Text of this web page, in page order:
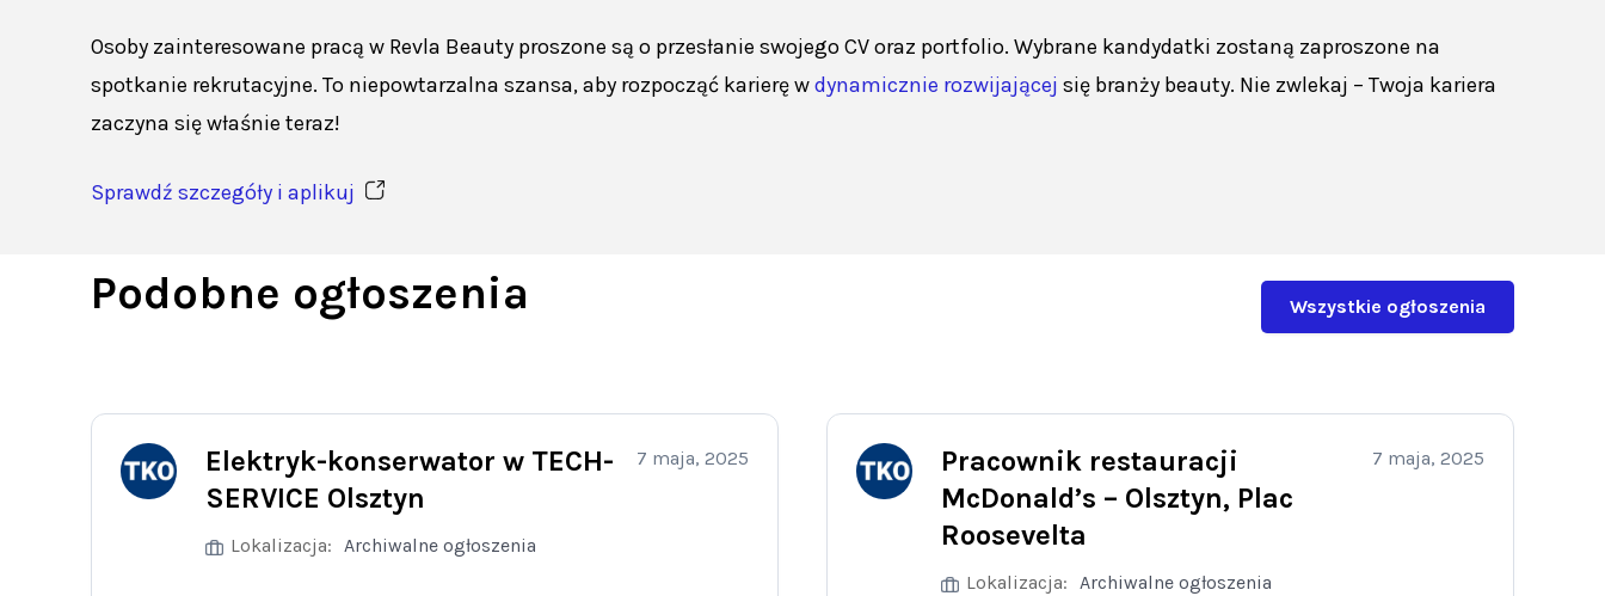
Osoby zainteresowane pracą w Revla Beauty proszone są o przesłanie swojego CV oraz portfolio. Wybrane kandydatki zostaną zaproszone na
spotkanie rekrutacyjne. To niepowtarzalna szansa, aby rozpocząć karierę wdynamicznie rozwijającej się branży beauty. Nie zwlekaj – Twoja kariera
zaczyna się właśnie teraz!
Sprawdź szczegóły i aplikuj
Podobne ogłoszenia Wszystkie ogłoszenia
Elektryk-konserwator w TECH-
SERVICE Olsztyn
7 maja, 2025
Lokalizacja: Archiwalne ogłoszenia
Pracownik restauracji
McDonald’s – Olsztyn, Plac
Roosevelta
7 maja, 2025
Lokalizacja: Archiwalne ogłoszenia